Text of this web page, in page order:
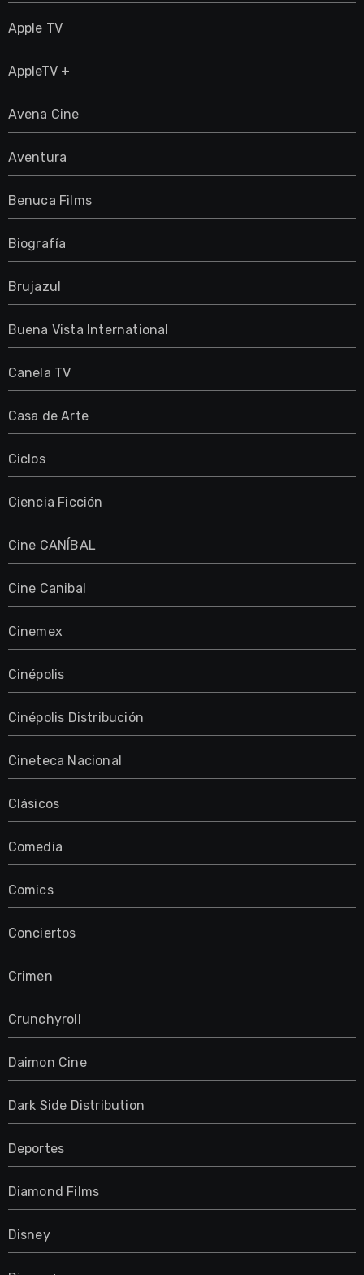
Apple TV
AppleTV +
Avena Cine
Aventura
Benuca Films
Biografía
Brujazul
Buena Vista International
Canela TV
Casa de Arte
Ciclos
Ciencia Ficción
Cine CANÍBAL
Cine Canibal
Cinemex
Cinépolis
Cinépolis Distribución
Cineteca Nacional
Clásicos
Comedia
Comics
Conciertos
Crimen
Crunchyroll
Daimon Cine
Dark Side Distribution
Deportes
Diamond Films
Disney